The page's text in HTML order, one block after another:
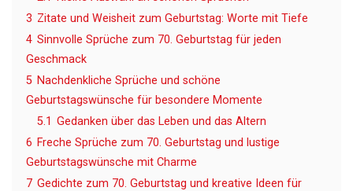
3 Zitate und Weisheit zum Geburtstag: Worte mit Tiefe
4 Sinnvolle Sprüche zum 70. Geburtstag für jeden
Geschmack
5 Nachdenkliche Sprüche und schöne
Geburtstagswünsche für besondere Momente
5.1 Gedanken über das Leben und das Altern
6 Freche Sprüche zum 70. Geburtstag und lustige
Geburtstagswünsche mit Charme
7 Gedichte zum 70. Geburtstag und kreative Ideen für